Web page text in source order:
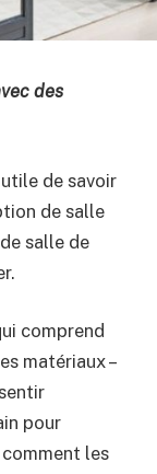
des
de savoir
de salle
salle de
comprend
matériaux –
pour
les